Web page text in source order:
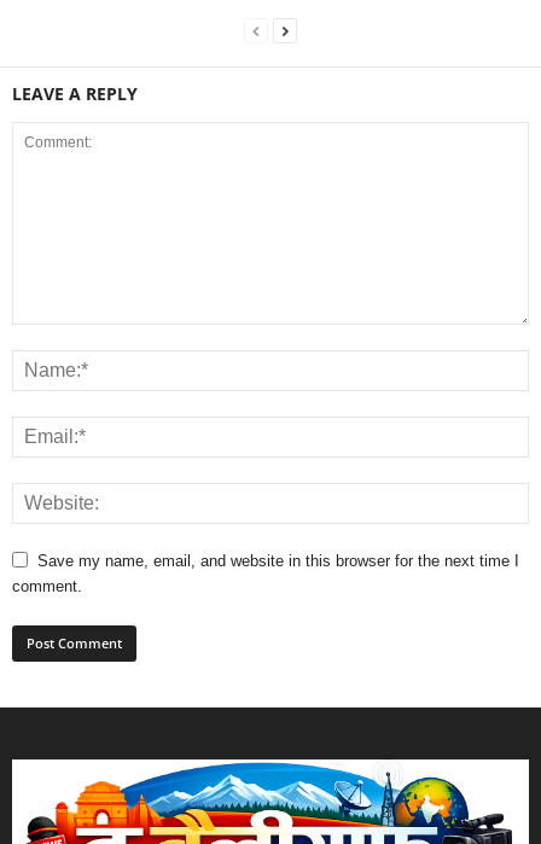
LEAVE A REPLY
Save my name, email, and website in this browser for the next time I
comment.